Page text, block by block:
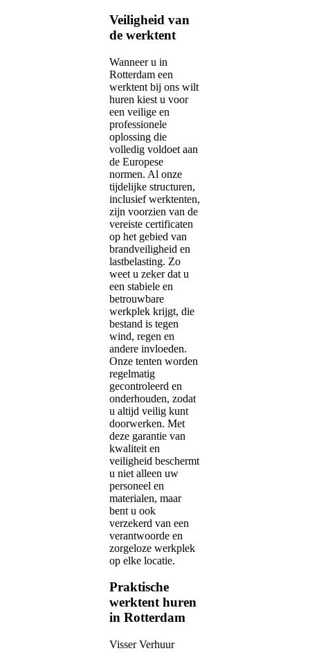
Veiligheid van
de werktent
Wanneer u in
Rotterdam een
werktent bij ons wilt
huren kiest u voor
een veilige en
professionele
oplossing die
volledig voldoet aan
de Europese
normen. Al onze
tijdelijke structuren,
inclusief werktenten,
zijn voorzien van de
vereiste certificaten
op het gebied van
brandveiligheid en
lastbelasting. Zo
weet u zeker dat u
een stabiele en
betrouwbare
werkplek krijgt, die
bestand is tegen
wind, regen en
andere invloeden.
Onze tenten worden
regelmatig
gecontroleerd en
onderhouden, zodat
u altijd veilig kunt
doorwerken. Met
deze garantie van
kwaliteit en
veiligheid beschermt
u niet alleen uw
personeel en
materialen, maar
bent u ook
verzekerd van een
verantwoorde en
zorgeloze werkplek
op elke locatie.
Praktische
werktent huren
in Rotterdam
Visser Verhuur